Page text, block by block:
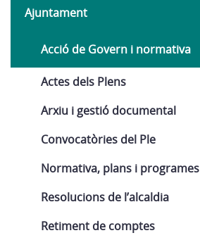
Ajuntament
Acció de Govern i normativa
Actes dels Plens
Arxiu i gestió documental
Convocatòries del Ple
Normativa, plans i programes
Resolucions de l’alcaldia
Retiment de comptes